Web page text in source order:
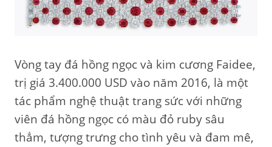
Vòng tay đá hồng ngọc và kim cương Faidee,
trị giá 3.400.000 USD vào năm 2016, là một
tác phẩm nghệ thuật trang sức với những
viên đá hồng ngọc có màu đỏ ruby sâu
thẳm, tượng trưng cho tình yêu và đam mê,